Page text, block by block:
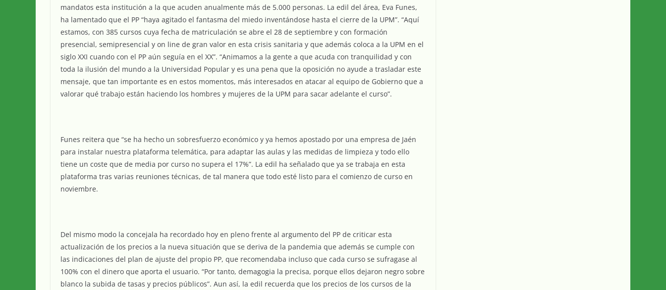
mandatos esta institución a la que acuden anualmente más de 5.000 personas. La edil del área, Eva Funes,
ha lamentado que el PP “haya agitado el fantasma del miedo inventándose hasta el cierre de la UPM”. “Aquí
estamos, con 385 cursos cuya fecha de matriculación se abre el 28 de septiembre y con formación
presencial, semipresencial y on line de gran valor en esta crisis sanitaria y que además coloca a la UPM en el
siglo XXI cuando con el PP aún seguía en el XX”. “Animamos a la gente a que acuda con tranquilidad y con
toda la ilusión del mundo a la Universidad Popular y es una pena que la oposición no ayude a trasladar este
mensaje, que tan importante es en estos momentos, más interesados en atacar al equipo de Gobierno que a
valorar qué trabajo están haciendo los hombres y mujeres de la UPM para sacar adelante el curso”.
Funes reitera que “se ha hecho un sobresfuerzo económico y ya hemos apostado por una empresa de Jaén
para instalar nuestra plataforma telemática, para adaptar las aulas y las medidas de limpieza y todo ello
tiene un coste que de media por curso no supera el 17%”. La edil ha señalado que ya se trabaja en esta
plataforma tras varias reuniones técnicas, de tal manera que todo esté listo para el comienzo de curso en
noviembre.
Del mismo modo la concejala ha recordado hoy en pleno frente al argumento del PP de criticar esta
actualización de los precios a la nueva situación que se deriva de la pandemia que además se cumple con
las indicaciones del plan de ajuste del propio PP, que recomendaba incluso que cada curso se sufragase al
100% con el dinero que aporta el usuario. “Por tanto, demagogia la precisa, porque ellos dejaron negro sobre
blanco la subida de tasas y precios públicos”. Aun así, la edil recuerda que los precios de los cursos de la